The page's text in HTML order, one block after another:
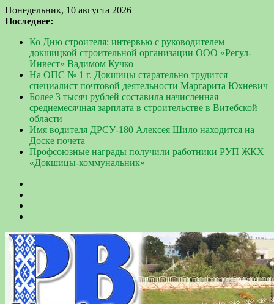
Понедельник, 10 августа 2026
Последнее:
Ко Дню строителя: интервью с руководителем
докшицкой строительной организации ООО «Регул-
Инвест» Вадимом Кучко
На ОПС № 1 г. Докшицы старательно трудится
специалист почтовой деятельности Маргарита Юхневич
Более 3 тысяч рублей составила начисленная
среднемесячная зарплата в строительстве в Витебской
области
Имя водителя ДРСУ-180 Алексея Шило находится на
Доске почета
Профсоюзные награды получили работники РУП ЖКХ
«Докшицы-коммунальник»